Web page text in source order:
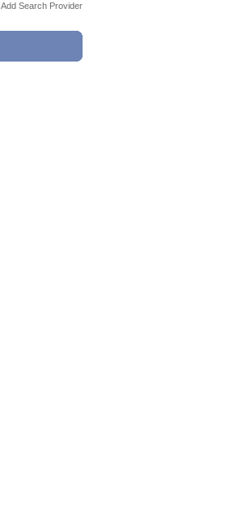
Add Search Provider